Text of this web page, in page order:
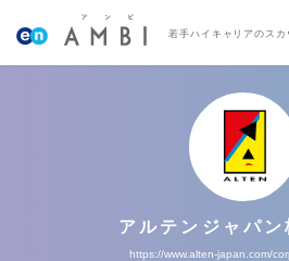
若手ハイキャリアのスカ
アルテンジャパン
https://www.alten-japan.com/